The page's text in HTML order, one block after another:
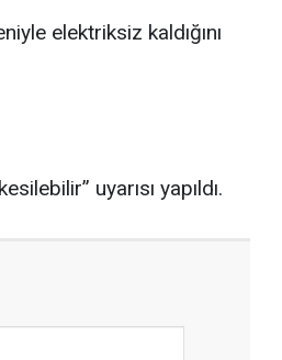
elektriksiz kaldığını
uyarısı yapıldı.